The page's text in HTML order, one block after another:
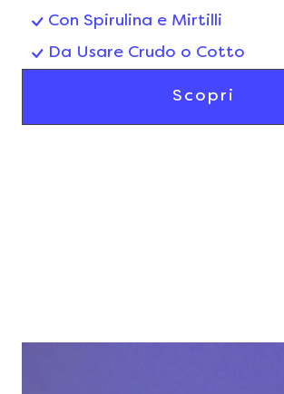
Con Spirulina e Mirtilli
Da Usare Crudo o Cotto
Scopri